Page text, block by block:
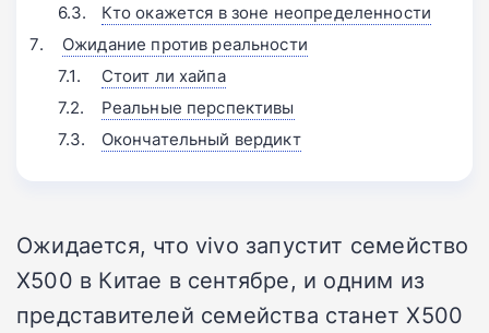
Кто окажется в зоне неопределенности
Ожидание против реальности
Стоит ли хайпа
Реальные перспективы
Окончательный вердикт
Ожидается, что vivo запустит семейство
X500 в Китае в сентябре, и одним из
представителей семейства станет X500